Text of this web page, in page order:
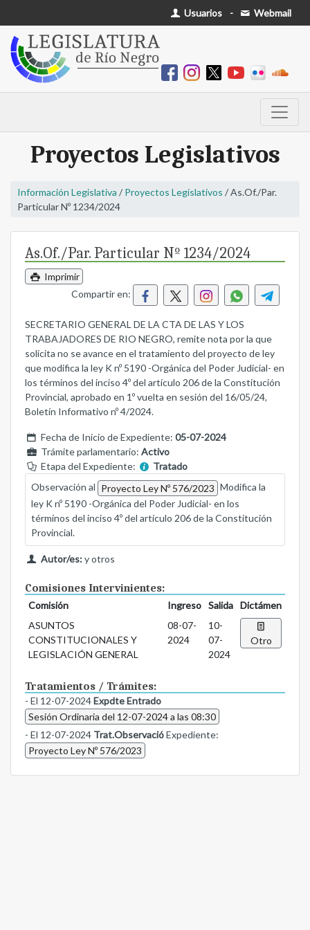
Usuarios - Webmail
Proyectos Legislativos
Información Legislativa / Proyectos Legislativos / As.Of./Par.
Particular Nº 1234/2024
As.Of./Par. Particular Nº 1234/2024
Imprimir
Compartir en:
SECRETARIO GENERAL DE LA CTA DE LAS Y LOS
TRABAJADORES DE RIO NEGRO, remite nota por la que
solicita no se avance en el tratamiento del proyecto de ley
que modifica la ley K nº 5190 -Orgánica del Poder Judicial- en
los términos del inciso 4º del artículo 206 de la Constitución
Provincial, aprobado en 1º vuelta en sesión del 16/05/24,
Boletín Informativo nº 4/2024.
Fecha de Inicio de Expediente: 05-07-2024
Trámite parlamentario: Activo
Etapa del Expediente:
Tratado
Observación al Proyecto Ley Nº 576/2023 Modifica la
ley K nº 5190 -Orgánica del Poder Judicial- en los
términos del inciso 4º del artículo 206 de la Constitución
Provincial.
Autor/es:y otros
Comisiones Intervinientes:
Comisión Ingreso Salida
Dictámen
ASUNTOS
CONSTITUCIONALES Y
LEGISLACIÓN GENERAL
08-07-
2024
10-
07-
2024
Otro
Tratamientos / Trámites:
- El 12-07-2024Expdte Entrado
Sesión Ordinaria del 12-07-2024 a las 08:30
- El 12-07-2024 Trat.ObservacióExpediente:
Proyecto Ley Nº 576/2023